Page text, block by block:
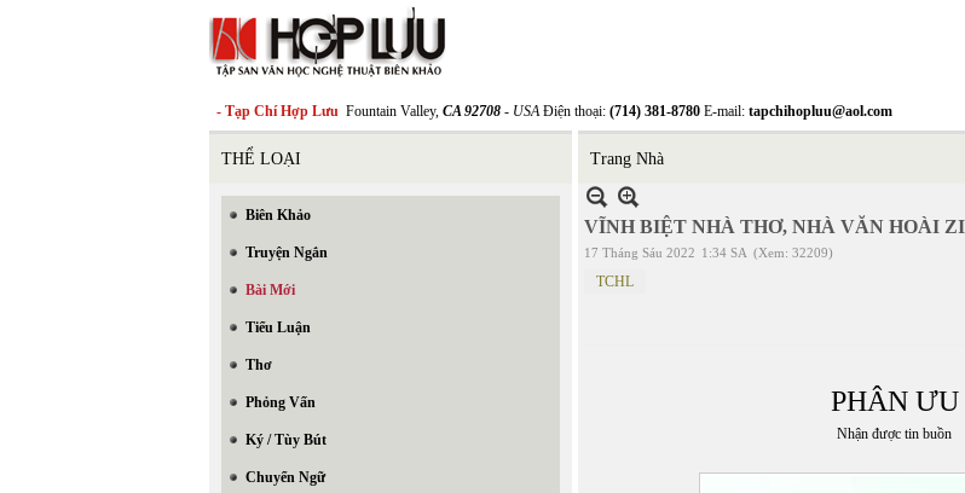
- Tạp Chí Hợp Lưu Fountain Valley, CA 92708 - USAĐiện thoại: (714) 381-8780 E-mail: tapchihopluu@aol.com
THỂ LOẠI
Biên Khảo
Truyện Ngắn
Bài Mới
Tiểu Luận
Thơ
Phỏng Vấn
Ký / Tùy Bút
Chuyển Ngữ
Trang Nhà
VĨNH BIỆT NHÀ THƠ, NHÀ VĂN HOÀI
17 Tháng Sáu 2022 1:34 SA (Xem: 32209)
TCHL
PHÂN ƯU
Nhận được tin buồn